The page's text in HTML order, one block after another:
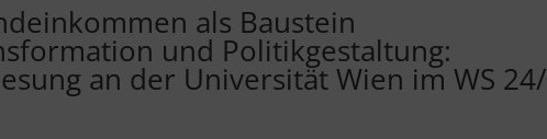
als Baustein
und Politikgestaltung:
an der Universität Wien im WS